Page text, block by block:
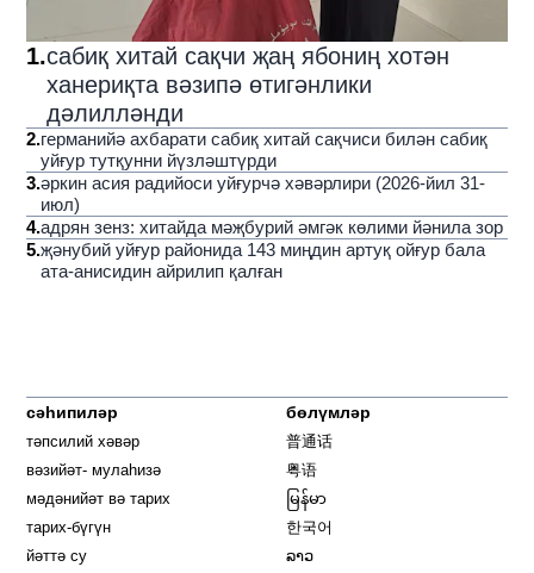
1.сабиқ хитай сақчи җаң ябониң хотән
ханериқта вәзипә өтигәнлики
дәлилләнди
2.германийә ахбарати сабиқ хитай сақчиси билән сабиқ
уйғур тутқунни йүзләштүрди
3.әркин асия радийоси уйғурчә хәвәрлири (2026-йил 31-
июл)
4.адрян зенз: хитайда мәҗбурий әмгәк көлими йәнила зор
5.җәнубий уйғур районида 143 миңдин артуқ ойғур бала
ата-анисидин айрилип қалған
сәһипиләр
тәпсилий хәвәр
вәзийәт- мулаһизә
мәдәнийәт вә тарих
тарих-бүгүн
йәттә су
бөлүмләр
普通话
粤语
မြန်မာ
한국어
ລາວ